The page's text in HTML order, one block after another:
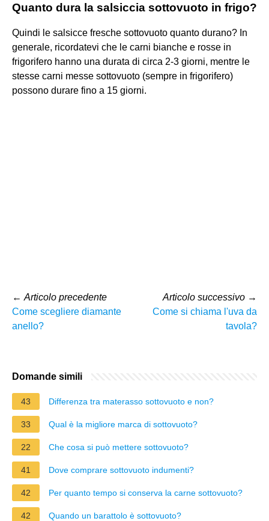
Quanto dura la salsiccia sottovuoto in frigo?
Quindi le salsicce fresche sottovuoto quanto durano? In
generale, ricordatevi che le carni bianche e rosse in
frigorifero hanno una durata di circa 2-3 giorni, mentre le
stesse carni messe sottovuoto (sempre in frigorifero)
possono durare fino a 15 giorni.
← Articolo precedente
Come scegliere diamante
anello?
Articolo successivo →
Come si chiama l'uva da
tavola?
Domande simili
43 Differenza tra materasso sottovuoto e non?
33 Qual è la migliore marca di sottovuoto?
22 Che cosa si può mettere sottovuoto?
41 Dove comprare sottovuoto indumenti?
42 Per quanto tempo si conserva la carne sottovuoto?
42 Quando un barattolo è sottovuoto?